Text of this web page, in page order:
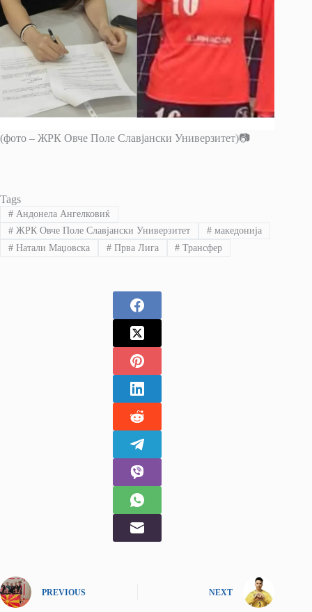
(фото – ЖРК Овче Поле Славјански Универзитет)📷
Tags
#Андонела Ангелковиќ
#ЖРК Овче Поле Славјански Универзитет #македонија
#Натали Маџовска #Прва Лига # Трансфер
PREVIOUS NEXT